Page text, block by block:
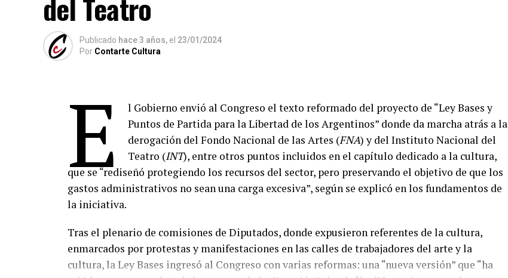
del Teatro
Publicado hace 3 años, el 23/01/2024
Por Contarte Cultura
E
l Gobierno envió al Congreso el texto reformado del proyecto de “Ley Bases y
Puntos de Partida para la Libertad de los Argentinos” donde da marcha atrás a la
derogación del Fondo Nacional de las Artes (FNA) y del Instituto Nacional del
Teatro (INT), entre otros puntos incluidos en el capítulo dedicado a la cultura,
que se “rediseñó protegiendo los recursos del sector, pero preservando el objetivo de que los
gastos administrativos no sean una carga excesiva”, según se explicó en los fundamentos de
la iniciativa.
Tras el plenario de comisiones de Diputados, donde expusieron referentes de la cultura,
enmarcados por protestas y manifestaciones en las calles de trabajadores del arte y la
cultura, la Ley Bases ingresó al Congreso con varias reformas: una “nueva versión” que “ha